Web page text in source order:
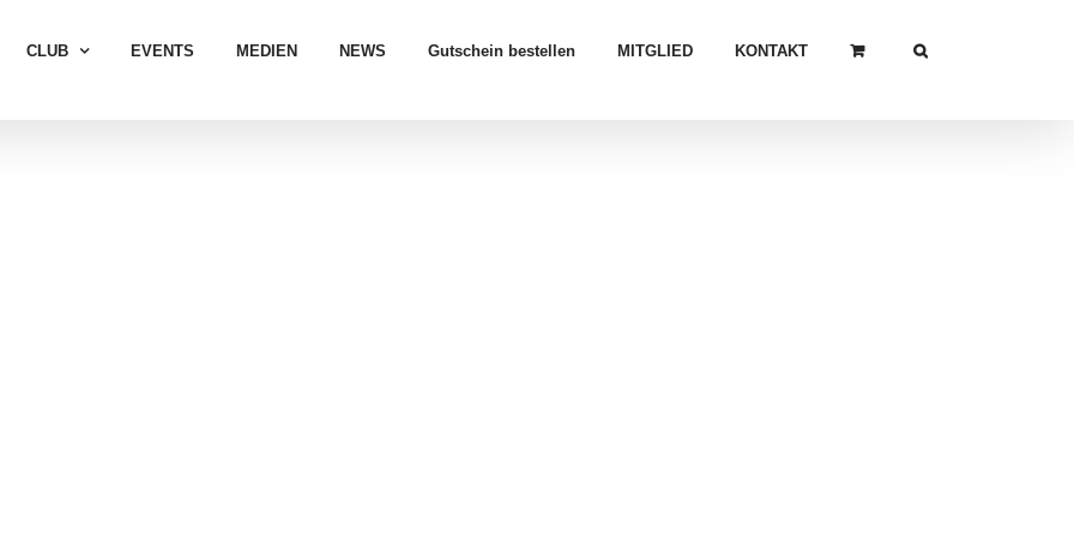
CLUB EVENTS MEDIEN NEWS Gutschein bestellen MITGLIED KONTAKT